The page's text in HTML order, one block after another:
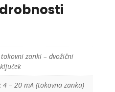
zanki – dvožični
4 – 20 mA (tokovna zanka)